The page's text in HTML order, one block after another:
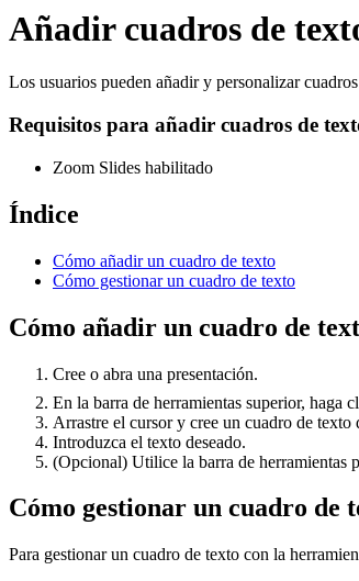
Añadir cuadros de
Los usuarios pueden añadir y personalizar
Requisitos para añadir cuadros de
Zoom Slides habilitado
Índice
Cómo añadir un cuadro de texto
Cómo gestionar un cuadro de texto
Cómo añadir un cuadro de
Cree o abra una presentación.
En la barra de herramientas superior, haga
Arrastre el cursor y cree un cuadro de texto
Introduzca el texto deseado.
(Opcional) Utilice la barra de herramientas
Cómo gestionar un cuadro de
Para gestionar un cuadro de texto con la